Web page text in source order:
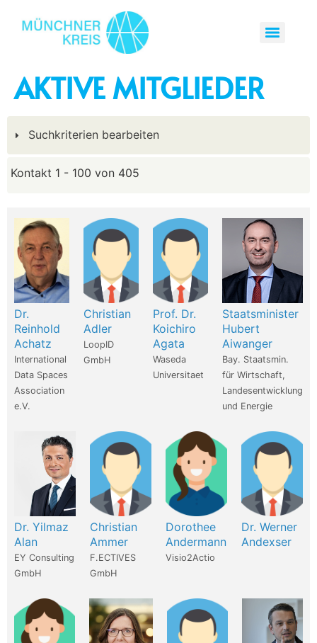
AKTIVE MITGLIEDER
Suchkriterien bearbeiten
Kontakt 1 - 100 von 405
Dr.
Reinhold
Achatz
International
Data Spaces
Association
e.V.
Christian
Adler
LoopID
GmbH
Prof. Dr.
Koichiro
Agata
Waseda
Universitaet
Staatsminister
Hubert
Aiwanger
Bay. Staatsmin.
für Wirtschaft,
Landesentwicklung
und Energie
Dr. Yilmaz
Alan
EY Consulting
GmbH
Christian
Ammer
F.ECTIVES
GmbH
Dorothee
Andermann
Visio2Actio
Dr. Werner
Andexser